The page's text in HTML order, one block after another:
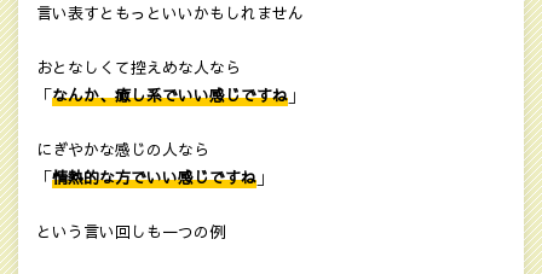
言い表すともっといいかもしれません
おとなしくて控えめな人なら
「なんか、癒し系でいい感じですね 」
にぎやかな感じの人なら
「情熱的な方でいい感じですね 」
という言い回しも一つの例